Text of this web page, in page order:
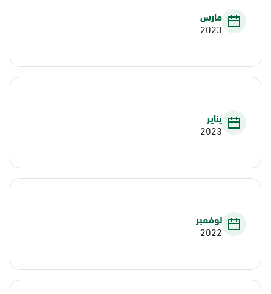
مارس
2023
يناير
2023
نوفمبر
2022